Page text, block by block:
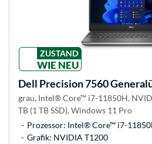
ZUSTAND
WIE NEU
Dell Precision 7560
grau, Intel® Core™ i7-11850H,
TB (1 TB SSD), Windows 11 Pro
Prozessor: Intel® Core™ i7-
Grafik: NVIDIA T1200